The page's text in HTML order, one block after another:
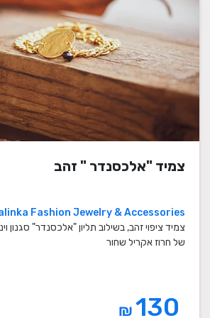
צמיד "אלכסנדר " זהב
Fashion Jewelry & Accessories
צמיד ציפוי זהב, בשילוב תליון "אלכסנדר" סגנון
של חרוז אקריל שחור
₪